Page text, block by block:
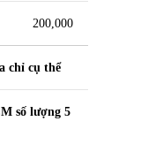
200,000
chỉ cụ thể
số lượng 5